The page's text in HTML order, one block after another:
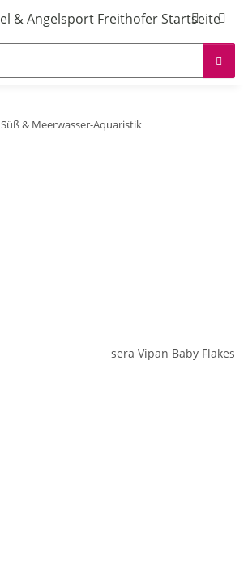
Süß & Meerwasser-Aquaristik